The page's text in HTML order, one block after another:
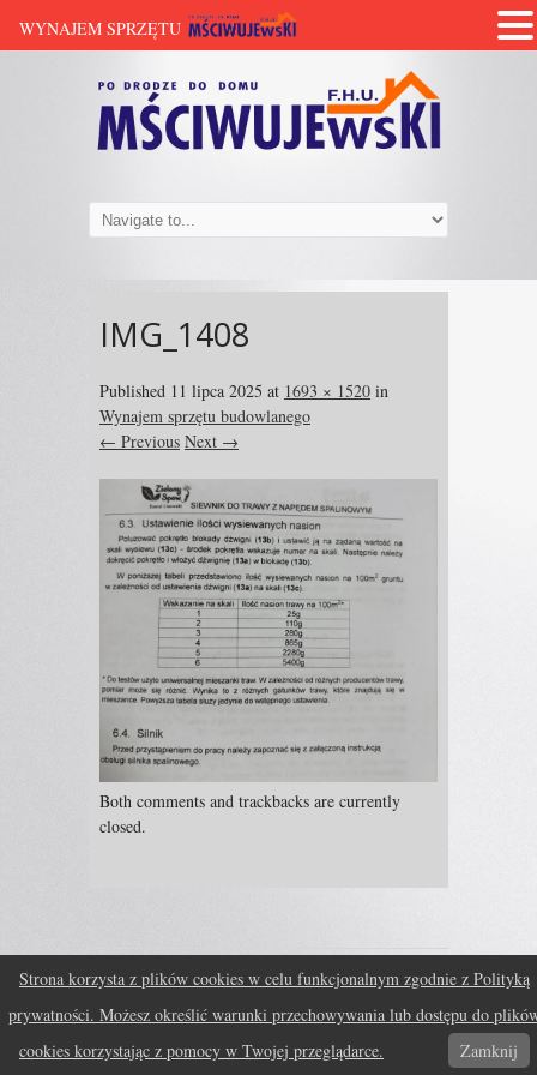
IMG_1408
Published 11 lipca 2025 at 1693 × 1520 in
Wynajem sprzętu budowlanego
← Previous Next →
Both comments and trackbacks are currently
closed.
Fruitful theme byfruitfulcodePowered by:WordPress ↑
Strona korzysta z plików cookies w celu funkcjonalnym zgodnie z Polityką
prywatności. Możesz określić warunki przechowywania lub dostępu do
cookies korzystając z pomocy w Twojej przeglądarce.
Zamknij
WYNAJEM SPRZĘTU